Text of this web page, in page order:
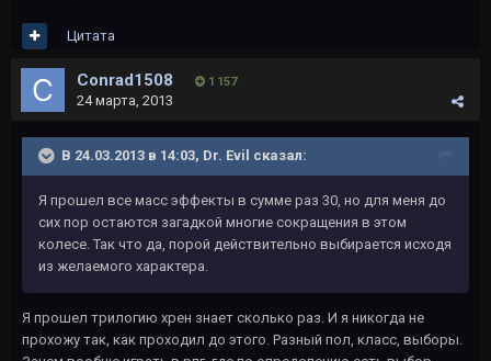
Цитата
Conrad1508 1 157
24 марта, 2013
В 24.03.2013 в 14:03, Dr. Evil сказал:
Я прошел все масс эффекты в сумме раз 30, но для меня до
сих пор остаются загадкой многие сокращения в этом
колесе. Так что да, порой действительно выбирается исходя
из желаемого характера.
Я прошел трилогию хрен знает сколько раз. И я никогда не
прохожу так, как проходил до этого. Разный пол, класс, выборы.